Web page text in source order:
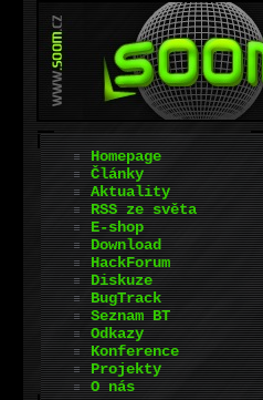
Homepage
Články
Aktuality
RSS ze světa
E-shop
Download
HackForum
Diskuze
BugTrack
Seznam BT
Odkazy
Konference
Projekty
O nás